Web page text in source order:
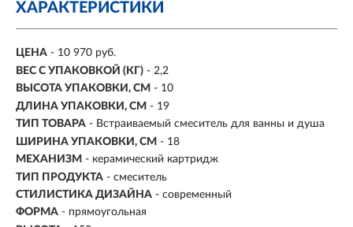
ХАРАКТЕРИСТИКИ
ЦЕНА - 10 970 руб.
ВЕС С УПАКОВКОЙ (КГ) - 2,2
ВЫСОТА УПАКОВКИ, СМ - 10
ДЛИНА УПАКОВКИ, СМ - 19
ТИП ТОВАРА - Встраиваемый смеситель для ванны и душа
ШИРИНА УПАКОВКИ, СМ - 18
МЕХАНИЗМ - керамический картридж
ТИП ПРОДУКТА - смеситель
СТИЛИСТИКА ДИЗАЙНА - современный
ФОРМА - прямоугольная